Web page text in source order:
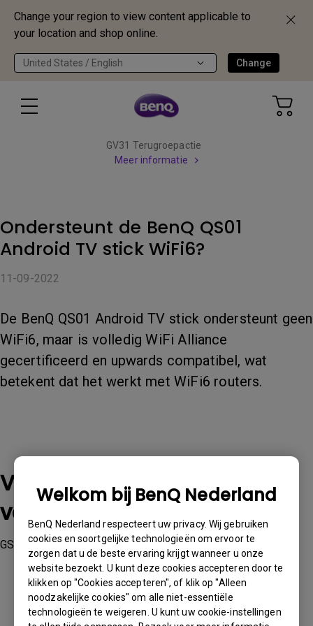
Change your region to view content applicable to
your location and shop online.
United States / English Change
Welkom bij BenQ Nederland
BenQ Nederland respecteert uw privacy. Wij gebruiken
cookies en soortgelijke technologieën om ervoor te
zorgen dat u de beste ervaring krijgt wanneer u onze
website bezoekt. U kunt deze cookies accepteren door te
klikken op "Cookies accepteren", of klik op "Alleen
noodzakelijke cookies" om alle niet-essentiële
technologieën te weigeren. U kunt uw cookie-instellingen
GV31 Terugroepactie
Meer informatie
Ondersteunt de BenQ QS01
Android TV stick WiFi6?
11-09-2022
De BenQ QS01 Android TV stick ondersteunt geen
WiFi6, maar is volledig WiFi Alliance
gecertificeerd en upwards compatibel, wat
betekent dat het werkt met WiFi6 routers.
Van toepassing op de
volgende modellen
GS50, GV11, GV30, TK700STi, V7000i, V7050i